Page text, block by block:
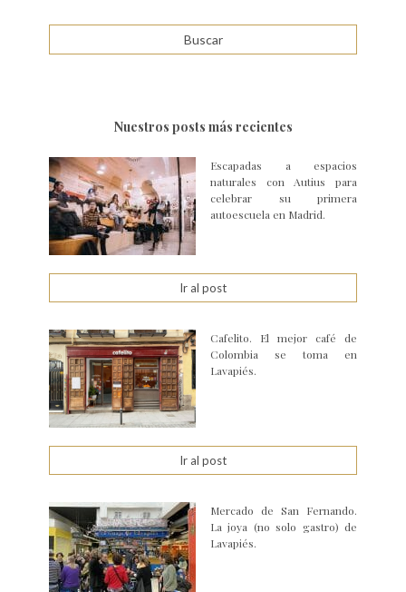
Nuestros posts más recientes
Escapadas a espacios
naturales con Autius para
celebrar su primera
autoescuela en Madrid.
Ir al post
Cafelito. El mejor café de
Colombia se toma en
Lavapiés.
Ir al post
Mercado de San Fernando.
La joya (no solo gastro) de
Lavapiés.